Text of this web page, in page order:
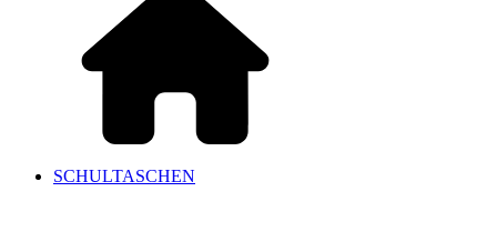
SCHULTASCHEN